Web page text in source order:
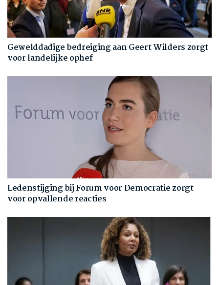
Gewelddadige bedreiging aan Geert Wilders zorgt
voor landelijke ophef
Ledenstijging bij Forum voor Democratie zorgt
voor opvallende reacties